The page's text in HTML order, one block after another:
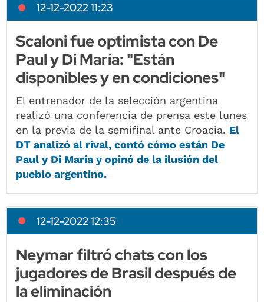
12-12-2022 11:23
Scaloni fue optimista con De
Paul y Di María: "Están
disponibles y en condiciones"
El entrenador de la selección argentina
realizó una conferencia de prensa este lunes
en la previa de la semifinal ante Croacia. El
DT analizó al rival, contó cómo están De
Paul y Di María y opinó de la ilusión del
pueblo argentino.
12-12-2022 12:35
Neymar filtró chats con los
jugadores de Brasil después de
la eliminación